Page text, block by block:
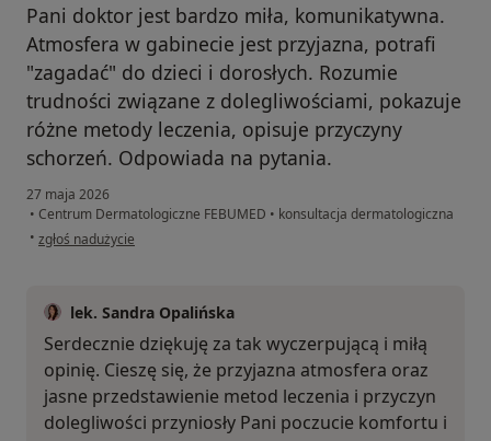
Pani doktor jest bardzo miła, komunikatywna.
Atmosfera w gabinecie jest przyjazna, potrafi
"zagadać" do dzieci i dorosłych. Rozumie
trudności związane z dolegliwościami, pokazuje
różne metody leczenia, opisuje przyczyny
schorzeń. Odpowiada na pytania.
27 maja 2026
• Centrum Dermatologiczne FEBUMED • konsultacja dermatologiczna
• w opinii użytkownika Jagna
zgłoś nadużycie
lek. Sandra Opalińska
Serdecznie dziękuję za tak wyczerpującą i miłą
opinię. Cieszę się, że przyjazna atmosfera oraz
jasne przedstawienie metod leczenia i przyczyn
dolegliwości przyniosły Pani poczucie komfortu i